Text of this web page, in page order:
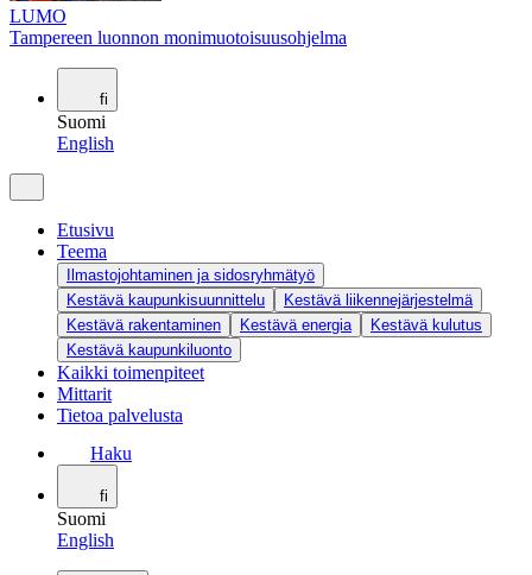
LUMO
Tampereen luonnon monimuotoisuusohjelma
fi
Suomi
English
Etusivu
Teema
Ilmastojohtaminen ja sidosryhmätyö
Kestävä kaupunkisuunnittelu
Kestävä liikennejärjestelmä
Kestävä rakentaminen
Kestävä energia
Kestävä kulutus
Kestävä kaupunkiluonto
Kaikki toimenpiteet
Mittarit
Tietoa palvelusta
Haku
fi
Suomi
English